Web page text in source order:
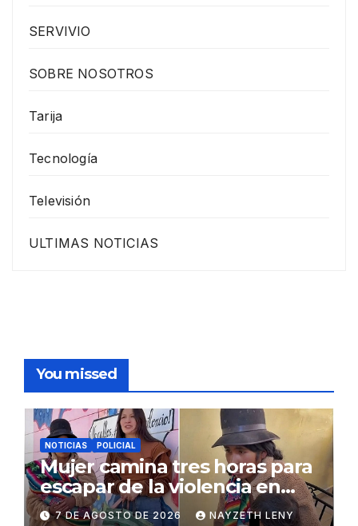
SERVIVIO
SOBRE NOSOTROS
Tarija
Tecnología
Televisión
ULTIMAS NOTICIAS
You missed
NOTICIAS POLICIAL
Mujer camina tres horas para
escapar de la violencia en
Potosí
7 DE AGOSTO DE 2026 NAYZETH LENY